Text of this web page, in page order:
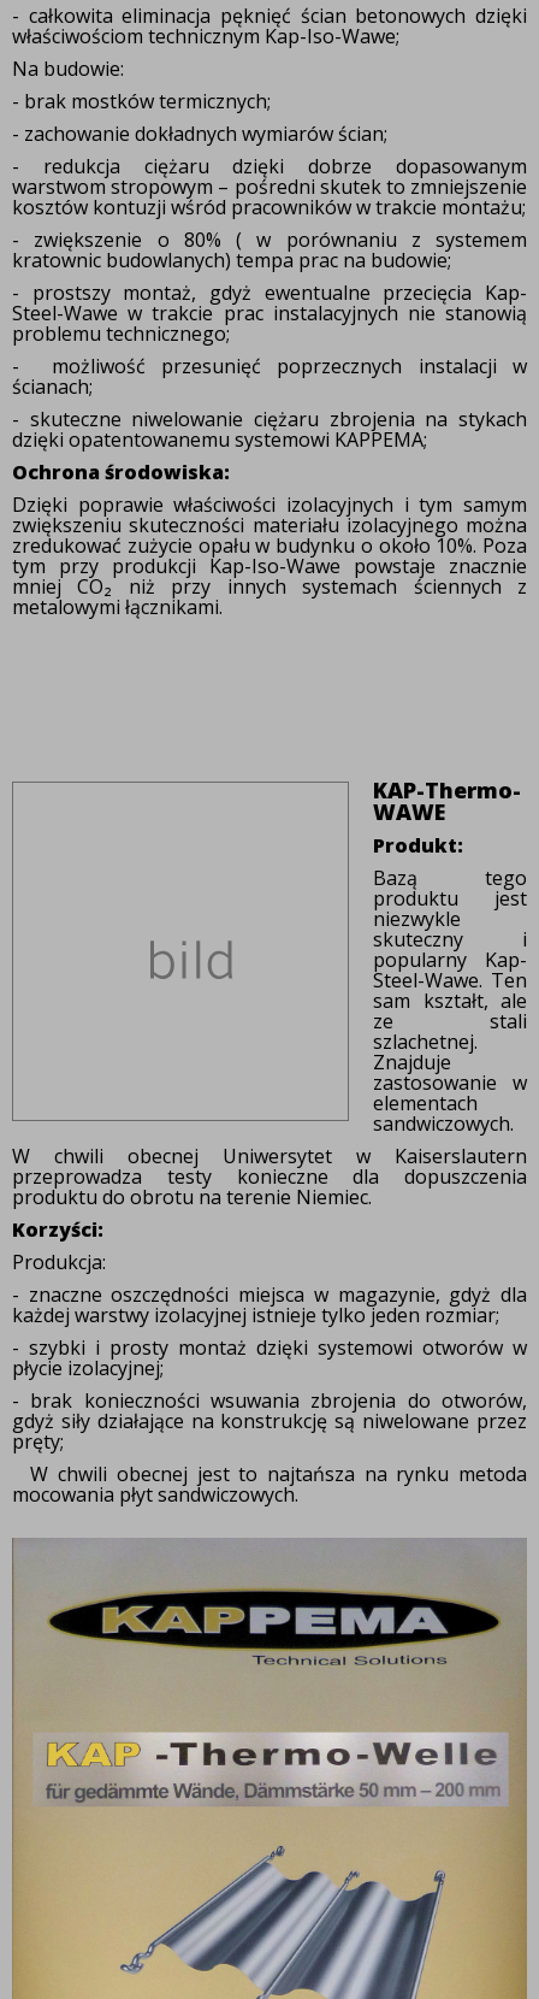
- całkowita eliminacja pęknięć ścian betonowych dzięki
właściwościom technicznym Kap-Iso-Wawe;
Na budowie:
- brak mostków termicznych;
- zachowanie dokładnych wymiarów ścian;
- redukcja ciężaru dzięki dobrze dopasowanym
warstwom stropowym – pośredni skutek to zmniejszenie
kosztów kontuzji wśród pracowników w trakcie montażu;
- zwiększenie o 80% ( w porównaniu z systemem
kratownic budowlanych) tempa prac na budowie;
- prostszy montaż, gdyż ewentualne przecięcia Kap-
Steel-Wawe w trakcie prac instalacyjnych nie stanowią
problemu technicznego;
- możliwość przesunięć poprzecznych instalacji w
ścianach;
- skuteczne niwelowanie ciężaru zbrojenia na stykach
dzięki opatentowanemu systemowi KAPPEMA;
Ochrona środowiska:
Dzięki poprawie właściwości izolacyjnych i tym samym
zwiększeniu skuteczności materiału izolacyjnego można
zredukować zużycie opału w budynku o około 10%. Poza
tym przy produkcji Kap-Iso-Wawe powstaje znacznie
mniej CO₂ niż przy innych systemach ściennych z
metalowymi łącznikami.
KAP-Thermo-
WAWE
Produkt:
Bazą tego
produktu jest
niezwykle
skuteczny i
popularny Kap-
Steel-Wawe. Ten
sam kształt, ale
ze stali
szlachetnej.
Znajduje
zastosowanie w
elementach
sandwiczowych.
W chwili obecnej Uniwersytet w Kaiserslautern
przeprowadza testy konieczne dla dopuszczenia
produktu do obrotu na terenie Niemiec.
Korzyści:
Produkcja:
- znaczne oszczędności miejsca w magazynie, gdyż dla
każdej warstwy izolacyjnej istnieje tylko jeden rozmiar;
- szybki i prosty montaż dzięki systemowi otworów w
płycie izolacyjnej;
- brak konieczności wsuwania zbrojenia do otworów,
gdyż siły działające na konstrukcję są niwelowane przez
pręty;
W chwili obecnej jest to najtańsza na rynku metoda
mocowania płyt sandwiczowych.